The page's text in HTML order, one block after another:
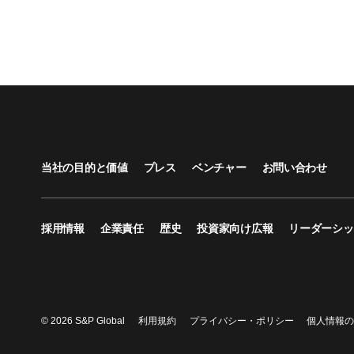
当社の目的と価値 プレス ベンチャー お問い合わせ
採用情報 企業責任 歴史 投資家向け広報 リーダーシ
© 2026 S&P Global 利用規約 プライバシー・ポリシー 個人情報